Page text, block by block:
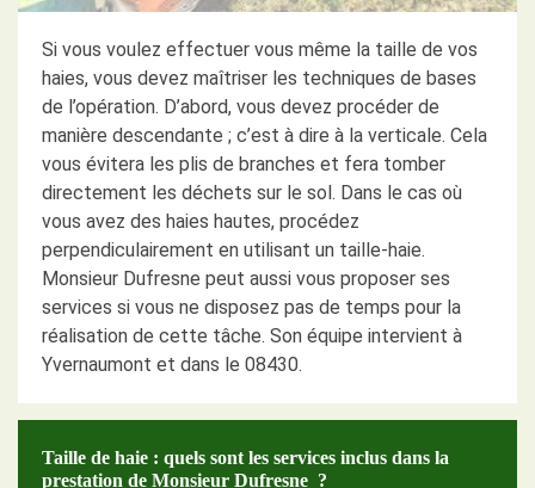
Si vous voulez effectuer vous même la taille de vos
haies, vous devez maîtriser les techniques de bases
de l’opération. D’abord, vous devez procéder de
manière descendante ; c’est à dire à la verticale. Cela
vous évitera les plis de branches et fera tomber
directement les déchets sur le sol. Dans le cas où
vous avez des haies hautes, procédez
perpendiculairement en utilisant un taille-haie.
Monsieur Dufresne peut aussi vous proposer ses
services si vous ne disposez pas de temps pour la
réalisation de cette tâche. Son équipe intervient à
Yvernaumont et dans le 08430.
Taille de haie : quels sont les services inclus dans la
prestation de Monsieur Dufresne ?